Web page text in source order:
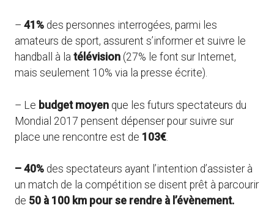
– 41% des personnes interrogées, parmi les
amateurs de sport, assurent s’informer et suivre le
handball à la télévision (27% le font sur Internet,
mais seulement 10% via la presse écrite).
– Le budget moyen que les futurs spectateurs du
Mondial 2017 pensent dépenser pour suivre sur
place une rencontre est de 103€
– 40% des spectateurs ayant l’intention d’assister à
un match de la compétition se disent prêt à parcourir
de 50 à 100 km pour se rendre à l’évènement.